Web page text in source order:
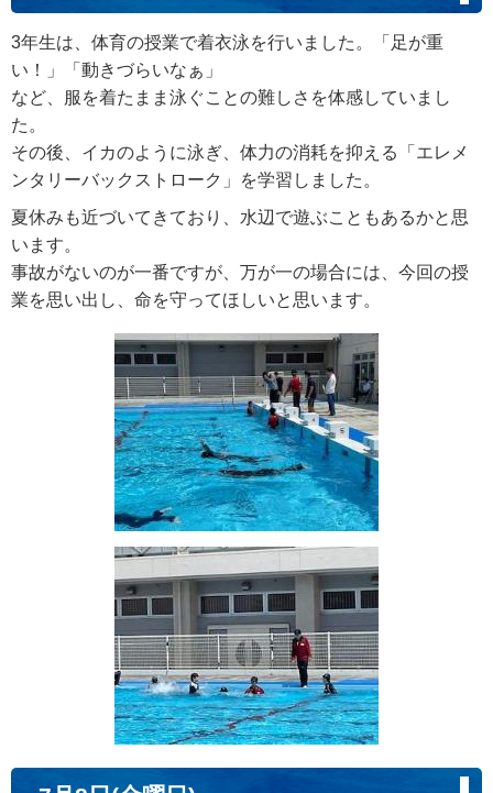
3年生は、体育の授業で着衣泳を行いました。「足が重
い！」「動きづらいなぁ」
など、服を着たまま泳ぐことの難しさを体感していまし
た。
その後、イカのように泳ぎ、体力の消耗を抑える「エレメ
ンタリーバックストローク」を学習しました。
夏休みも近づいてきており、水辺で遊ぶこともあるかと思
います。
事故がないのが一番ですが、万が一の場合には、今回の授
業を思い出し、命を守ってほしいと思います。